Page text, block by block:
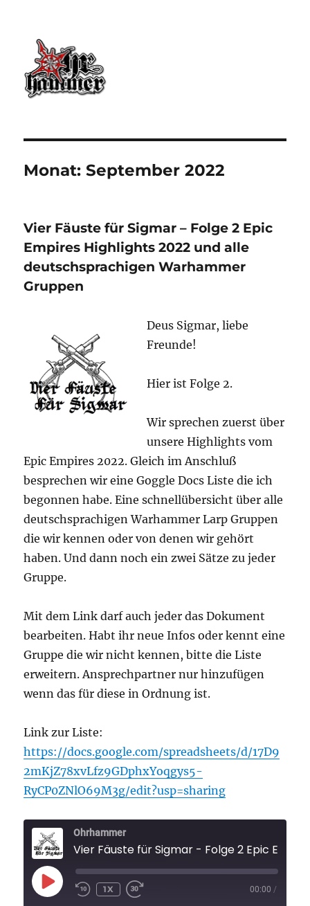
Ohrhammer.online
Monat:September 2022
Vier Fäuste für Sigmar – Folge 2 Epic
Empires Highlights 2022 und alle
deutschsprachigen Warhammer
Gruppen
Deus Sigmar, liebe
Freunde!
Hier ist Folge 2.
Wir sprechen zuerst über
unsere Highlights vom
Epic Empires 2022. Gleich im Anschluß
besprechen wir eine Goggle Docs Liste die ich
begonnen habe. Eine schnellübersicht über alle
deutschsprachigen Warhammer Larp Gruppen
die wir kennen oder von denen wir gehört
haben. Und dann noch ein zwei Sätze zu jeder
Gruppe.
Mit dem Link darf auch jeder das Dokument
bearbeiten. Habt ihr neue Infos oder kennt eine
Gruppe die wir nicht kennen, bitte die Liste
erweitern. Ansprechpartner nur hinzufügen
wenn das für diese in Ordnung ist.
Link zur Liste:
https://docs.google.com/spreadsheets/d/17D9
2mKjZ78xvLfz9GDphxYoqgys5-
RyCP0ZNlO69M3g/edit?usp=sharing
Ohrhammer
PLAY
EPISODE
1X 00:00 /